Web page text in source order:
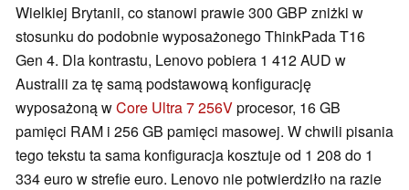
Wielkiej Brytanii, co stanowi prawie 300 GBP zniżki w
stosunku do podobnie wyposażonego ThinkPada T16
Gen 4. Dla kontrastu, Lenovo pobiera 1 412 AUD w
Australii za tę samą podstawową konfigurację
wyposażoną wCore Ultra 7 256Vprocesor, 16 GB
pamięci RAM i 256 GB pamięci masowej. W chwili pisania
tego tekstu ta sama konfiguracja kosztuje od 1 208 do 1
334 euro w strefie euro. Lenovo nie potwierdziło na razie